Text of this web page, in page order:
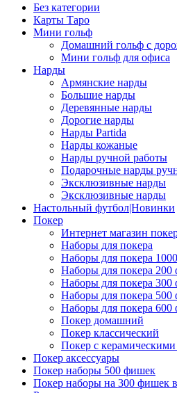
Без категории
Карты Таро
Мини гольф
Домашний гольф с
Мини гольф для офиса
Нарды
Армянские нарды
Большие нарды
Деревянные нарды
Дорогие нарды
Нарды Partida
Нарды кожаные
Нарды ручной работы
Подарочные нарды
Эксклюзивные нарды
Эксклюзивные нарды
Настольный футбол|Новинки
Покер
Интернет магазин
Наборы для покера
Наборы для покера
Наборы для покера
Наборы для покера
Наборы для покера
Наборы для покера
Покер домашний
Покер классический
Покер с
Покер аксессуары
Покер наборы 500 фишек
Покер наборы на 300 фишек